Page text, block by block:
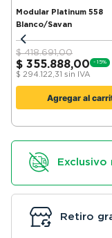
Modular Platinum 558
Blanco/Savan
$418.691,00
$ 355.888,00 - 15%
$ 294.122,31 sin IVA
Agregar al
Exclusivo
Retiro